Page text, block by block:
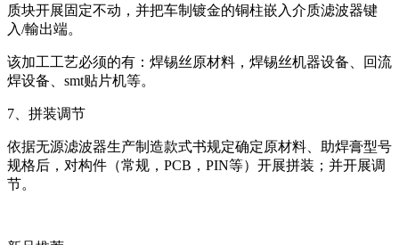
质块开展固定不动，并把车制镀金的铜柱嵌入介质滤波器键
入/輸出端。
该加工工艺必须的有：焊锡丝原材料，焊锡丝机器设备、回流
焊设备、smt贴片机等。
7、拼装调节
依据无源滤波器生产制造款式书规定确定原材料、助焊膏型号
规格后，对构件（常规，PCB，PIN等）开展拼装；并开展调
节。